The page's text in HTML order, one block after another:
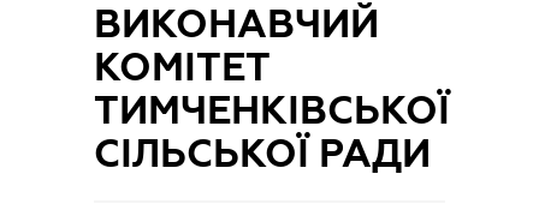
ВИКОНАВЧИЙ
КОМІТЕТ
ТИМЧЕНКІВСЬКОЇ
СІЛЬСЬКОЇ РАДИ